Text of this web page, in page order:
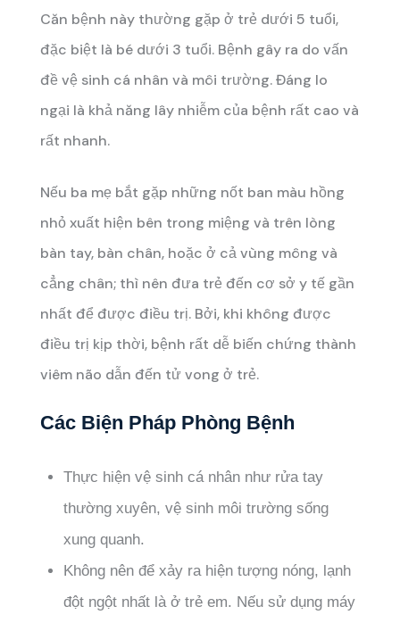
Căn bệnh này thường gặp ở trẻ dưới 5 tuổi,
đặc biệt là bé dưới 3 tuổi. Bệnh gây ra do vấn
đề vệ sinh cá nhân và môi trường. Đáng lo
ngại là khả năng lây nhiễm của bệnh rất cao và
rất nhanh.
Nếu ba mẹ bắt gặp những nốt ban màu hồng
nhỏ xuất hiện bên trong miệng và trên lòng
bàn tay, bàn chân, hoặc ở cả vùng mông và
cẳng chân; thì nên đưa trẻ đến cơ sở y tế gần
nhất để được điều trị. Bởi, khi không được
điều trị kịp thời, bệnh rất dễ biến chứng thành
viêm não dẫn đến tử vong ở trẻ.
Các Biện Pháp Phòng Bệnh
Thực hiện vệ sinh cá nhân như rửa tay
thường xuyên, vệ sinh môi trường sống
xung quanh.
Không nên để xảy ra hiện tượng nóng, lạnh
đột ngột nhất là ở trẻ em. Nếu sử dụng máy